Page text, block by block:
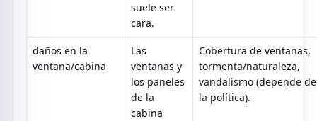
suele ser
cara.
daños en la
ventana/cabina
Las
ventanas y
los paneles
de la
cabina
Cobertura de ventanas,
tormenta/naturaleza,
vandalismo (depende de
la política).